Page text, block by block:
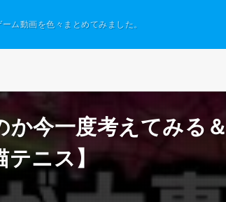
ーム動画を色々まとめてみました。
か今一度考えてみる＆
テニス】